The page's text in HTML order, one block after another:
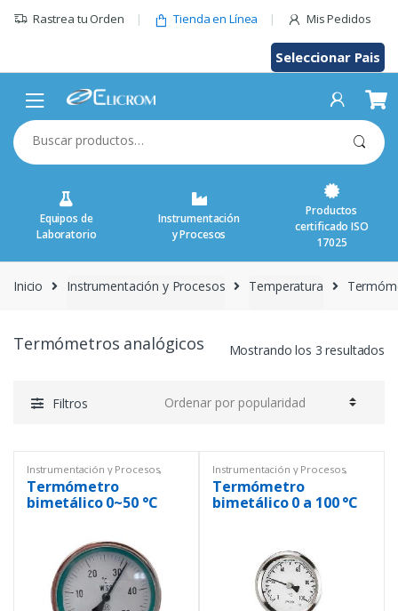
Rastrea tu Orden Tienda en Línea Mis Pedidos
Seleccionar Pais
Buscar
por:
Equipos de
Laboratorio
Instrumentación
y Procesos
Productos
certificado ISO
17025
Inicio Instrumentación y Procesos Temperatura
Termómetros analógicos Mostrando los 3 resultados
Filtros
Instrumentación y Procesos,
Temperatura Termómetros
analógicos
Termómetro
bimetálico 0~50 °C
Instrumentación y Procesos,
Temperatura Termómetros
analógicos
Termómetro
bimetálico 0 a 100 °C